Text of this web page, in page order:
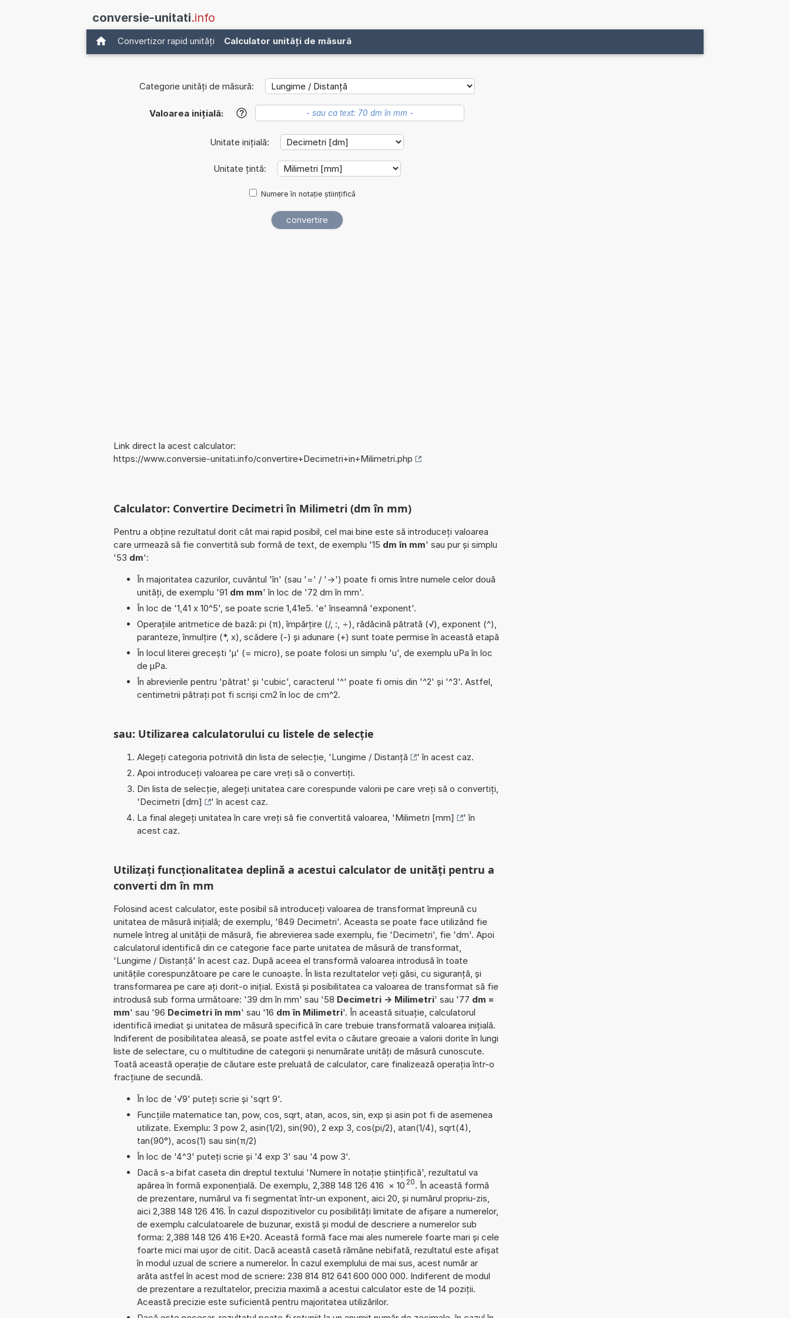
conversie-unitati.info
Convertizor rapid unități Calculator unități de măsură
Categorie unități de măsură:
Valoarea inițială: ?
Unitate inițială:
Unitate țintă:
Numere în notație științifică
Link direct la acest calculator:
https://www.conversie-unitati.info/convertire+Decimetri+in+Milimetri.php
Calculator: Convertire Decimetri în Milimetri (dm în mm)
Pentru a obține rezultatul dorit cât mai rapid posibil, cel mai bine este să introduceți valoarea
care urmează să fie convertită sub formă de text, de exemplu '15 dm în mm' sau pur și simplu
'53 dm':
În majoritatea cazurilor, cuvântul 'în' (sau '=' / '->') poate fi omis între numele celor două
unități, de exemplu '91 dm mm' în loc de '72 dm în mm'.
În loc de '1,41 x 10^5', se poate scrie 1,41e5. 'e' înseamnă 'exponent'.
Operațiile aritmetice de bază: pi (π), împărțire (/, :, ÷), rădăcină pătrată (√), exponent (^),
paranteze, înmulțire (*, x), scădere (-) și adunare (+) sunt toate permise în această etapă
În locul literei grecești 'µ' (= micro), se poate folosi un simplu 'u', de exemplu uPa în loc
de µPa.
În abrevierile pentru 'pătrat' și 'cubic', caracterul '^' poate fi omis din '^2' și '^3'. Astfel,
centimetrii pătrați pot fi scriși cm2 în loc de cm^2.
sau: Utilizarea calculatorului cu listele de selecție
Alegeți categoria potrivită din lista de selecție, 'Lungime / Distanță
' în acest caz.
Apoi introduceți valoarea pe care vreți să o convertiți.
Din lista de selecție, alegeți unitatea care corespunde valorii pe care vreți să o convertiți,
'Decimetri [dm]
' în acest caz.
La final alegeți unitatea în care vreți să fie convertită valoarea, 'Milimetri [mm]
' în
acest caz.
Utilizați funcționalitatea deplină a acestui calculator de unități pentru a
converti dm în mm
Folosind acest calculator, este posibil să introduceți valoarea de transformat împreună cu
unitatea de măsură inițială; de exemplu, '849 Decimetri'. Aceasta se poate face utilizând fie
numele întreg al unității de măsură, fie abrevierea sade exemplu, fie 'Decimetri', fie 'dm'. Apoi
calculatorul identifică din ce categorie face parte unitatea de măsură de transformat,
'Lungime / Distanță' în acest caz. După aceea el transformă valoarea introdusă în toate
unitățile corespunzătoare pe care le cunoaște. În lista rezultatelor veți găsi, cu siguranță, și
transformarea pe care ați dorit-o inițial. Există și posibilitatea ca valoarea de transformat să fie
introdusă sub forma următoare: '39 dm în mm' sau '58 Decimetri -> Milimetri' sau '77 dm =
mm' sau '96 Decimetri în mm' sau '16 dm în Milimetri'. În această situație, calculatorul
identifică imediat și unitatea de măsură specifică în care trebuie transformată valoarea inițială.
Indiferent de posibilitatea aleasă, se poate astfel evita o căutare greoaie a valorii dorite în lungi
liste de selectare, cu o multitudine de categorii și nenumărate unități de măsură cunoscute.
Toată această operație de căutare este preluată de calculator, care finalizează operația într-o
fracțiune de secundă.
În loc de '√9' puteți scrie și 'sqrt 9'.
Funcțiile matematice tan, pow, cos, sqrt, atan, acos, sin, exp și asin pot fi de asemenea
utilizate. Exemplu: 3 pow 2, asin(1/2), sin(90), 2 exp 3, cos(pi/2), atan(1/4), sqrt(4),
tan(90°), acos(1) sau sin(π/2)
În loc de '4^3' puteți scrie și '4 exp 3' sau '4 pow 3'.
Dacă s-a bifat caseta din dreptul textului 'Numere în notație științifică', rezultatul va
apărea în formă exponențială. De exemplu, 2,388 148 126 416 × 10 20. În această formă
de prezentare, numărul va fi segmentat într-un exponent, aici 20, și numărul propriu-zis,
aici 2,388 148 126 416. În cazul dispozitivelor cu posibilități limitate de afișare a numerelor,
de exemplu calculatoarele de buzunar, există și modul de descriere a numerelor sub
forma: 2,388 148 126 416 E+20. Această formă face mai ales numerele foarte mari și cele
foarte mici mai ușor de citit. Dacă această casetă rămâne nebifată, rezultatul este afișat
în modul uzual de scriere a numerelor. În cazul exemplului de mai sus, acest număr ar
arăta astfel în acest mod de scriere: 238 814 812 641 600 000 000. Indiferent de modul
de prezentare a rezultatelor, precizia maximă a acestui calculator este de 14 poziții.
Această precizie este suficientă pentru majoritatea utilizărilor.